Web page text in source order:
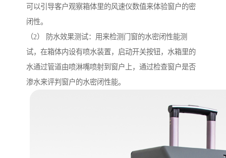
可以引导客户观察箱体里的风速仪数值来体验窗户的密
闭性。
（2） 防水效果测试：用来检测门窗的水密闭性能测
试，在箱体内设有喷水装置，启动开关按钮，水箱里的
水通过管道由喷淋嘴喷射到窗户上，通过检查窗户是否
渗水来评判窗户的水密闭性能。